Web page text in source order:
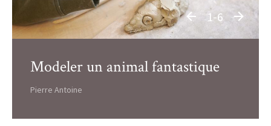
Modeler un animal fantastique
Pierre Antoine
1-6